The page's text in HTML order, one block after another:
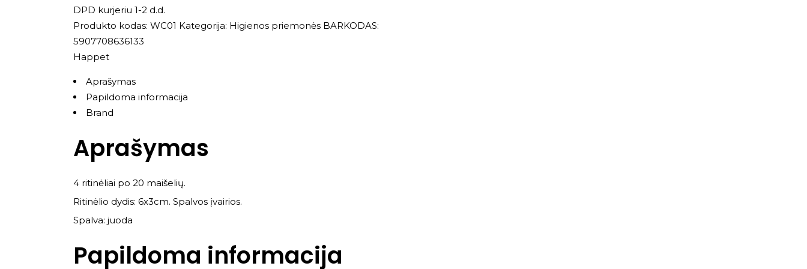
DPD kurjeriu 1-2 d.d.
Produkto kodas: WC01 Kategorija: Higienos priemonės BARKODAS:
5907708636133
Happet
Aprašymas
Papildoma informacija
Brand
Aprašymas
4 ritinėliai po 20 maišelių.
Ritinėlio dydis: 6x3cm. Spalvos įvairios.
Spalva: juoda
Papildoma informacija